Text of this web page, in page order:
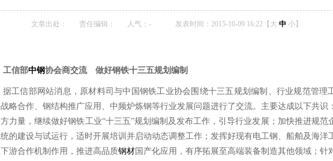
文章出处： 责任编辑： 人气： - 发表时间：2015-10-09 16:22【 大 中 小】
工信部中钢协会商交流 做好钢铁十三五规划编制
据工信部网站消息，原材料司与中国钢铁工业协会围绕十三五规划编制、行业规范管理
略合作、钢结构推广应用、中频炉炼钢等行业发展问题进行了交流。主要达成以下共识
力量，继续做好钢铁工业“十三五”规划编制及发布工作，引导行业发展；加快推进规范
的建设与试运行，适时开展培训并启动动态调整工作；发挥好现有电工钢、船舶及海洋
游合作机制作用，推进高品质钢材 国产化应用，有序拓展至高端装备制造其他领域；针